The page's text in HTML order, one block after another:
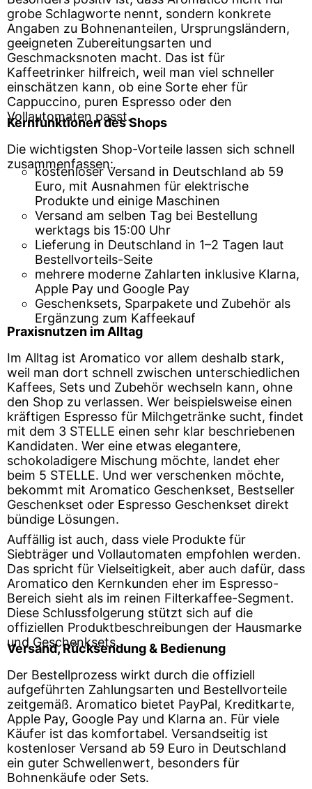
grobe Schlagworte nennt, sondern konkrete
Angaben zu Bohnenanteilen, Ursprungsländern,
geeigneten Zubereitungsarten und
Geschmacksnoten macht. Das ist für
Kaffeetrinker hilfreich, weil man viel schneller
einschätzen kann, ob eine Sorte eher für
Cappuccino, puren Espresso oder den
Vollautomaten passt.
Kernfunktionen des Shops
Die wichtigsten Shop-Vorteile lassen sich schnell
zusammenfassen:
kostenloser Versand in Deutschland ab 59
Euro, mit Ausnahmen für elektrische
Produkte und einige Maschinen
Versand am selben Tag bei Bestellung
werktags bis 15:00 Uhr
Lieferung in Deutschland in 1–2 Tagen laut
Bestellvorteils-Seite
mehrere moderne Zahlarten inklusive Klarna,
Apple Pay und Google Pay
Geschenksets, Sparpakete und Zubehör als
Ergänzung zum Kaffeekauf
Praxisnutzen im Alltag
Im Alltag ist Aromatico vor allem deshalb stark,
weil man dort schnell zwischen unterschiedlichen
Kaffees, Sets und Zubehör wechseln kann, ohne
den Shop zu verlassen. Wer beispielsweise einen
kräftigen Espresso für Milchgetränke sucht, findet
mit dem 3 STELLE einen sehr klar beschriebenen
Kandidaten. Wer eine etwas elegantere,
schokoladigere Mischung möchte, landet eher
beim 5 STELLE. Und wer verschenken möchte,
bekommt mit Aromatico Geschenkset, Bestseller
Geschenkset oder Espresso Geschenkset direkt
bündige Lösungen.
Auffällig ist auch, dass viele Produkte für
Siebträger und Vollautomaten empfohlen werden.
Das spricht für Vielseitigkeit, aber auch dafür, dass
Aromatico den Kernkunden eher im Espresso-
Bereich sieht als im reinen Filterkaffee-Segment.
Diese Schlussfolgerung stützt sich auf die
offiziellen Produktbeschreibungen der Hausmarke
und Geschenksets.
Versand, Rücksendung & Bedienung
Der Bestellprozess wirkt durch die offiziell
aufgeführten Zahlungsarten und Bestellvorteile
zeitgemäß. Aromatico bietet PayPal, Kreditkarte,
Apple Pay, Google Pay und Klarna an. Für viele
Käufer ist das komfortabel. Versandseitig ist
kostenloser Versand ab 59 Euro in Deutschland
ein guter Schwellenwert, besonders für
Bohnenkäufe oder Sets.